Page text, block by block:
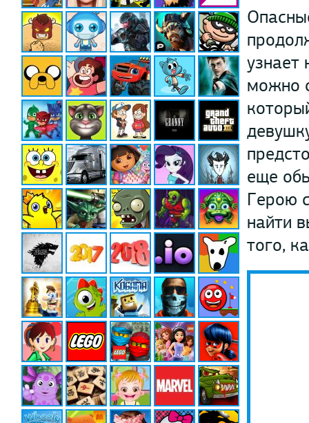
узнает
можно
еще
Герою
найти
того,